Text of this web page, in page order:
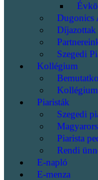
Dugonics
Díjazottak
Szegedi
Kollégium
Piaristák
Szegedi
Piarista
Rendi
E-napló
E-menza